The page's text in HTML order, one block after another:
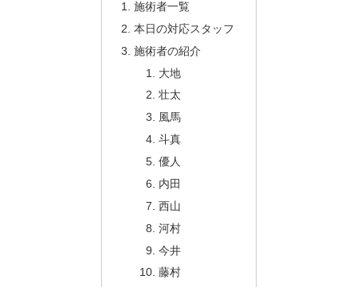
施術者一覧
本日の対応スタッフ
施術者の紹介
大地
壮太
風馬
斗真
優人
内田
西山
河村
今井
藤村